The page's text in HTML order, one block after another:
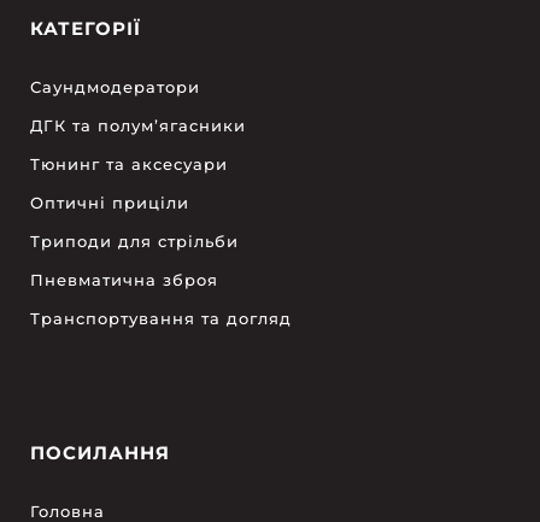
КАТЕГОРІЇ
Саундмодератори
ДГК та полум’ягасники
Тюнинг та аксесуари
Оптичні приціли
Триподи для стрільби
Пневматична зброя
Транспортування та догляд
ПОСИЛАННЯ
Головна